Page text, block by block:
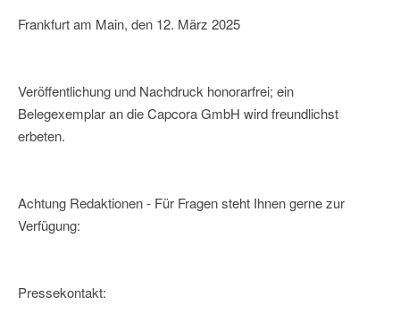
Frankfurt am Main, den 12. März 2025
Veröffentlichung und Nachdruck honorarfrei; ein
Belegexemplar an die Capcora GmbH wird freundlichst
erbeten.
Achtung Redaktionen - Für Fragen steht Ihnen gerne zur
Verfügung:
Pressekontakt: